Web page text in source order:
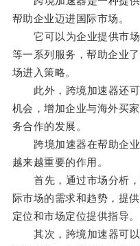
帮助企业迈进国际市场。
它可以为企业提供市场
等一系列服务，帮助企业
场进入策略。
此外，跨境加速器还可
机会，增加企业与海外买
务合作的发展。
跨境加速器在帮助企业
越来越重要的作用。
首先，通过市场分析，
际市场的需求和趋势，提
定位和市场定位提供指导。
其次，跨境加速器可以